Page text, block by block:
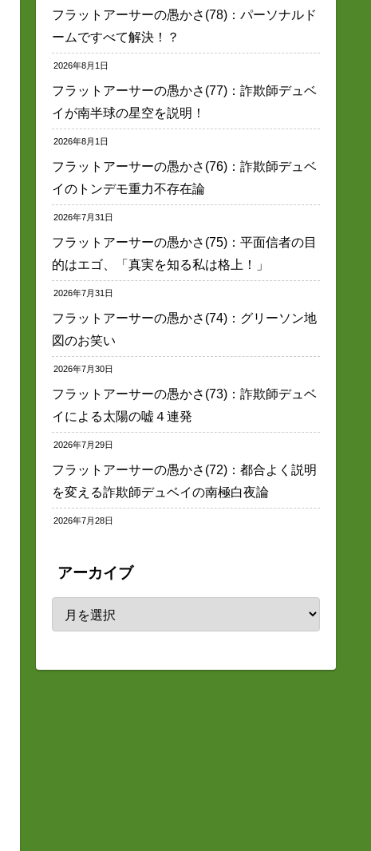
フラットアーサーの愚かさ(78)：パーソナルド
ームですべて解決！？
2026年8月1日
フラットアーサーの愚かさ(77)：詐欺師デュベ
イが南半球の星空を説明！
2026年8月1日
フラットアーサーの愚かさ(76)：詐欺師デュベ
イのトンデモ重力不存在論
2026年7月31日
フラットアーサーの愚かさ(75)：平面信者の目
的はエゴ、「真実を知る私は格上！」
2026年7月31日
フラットアーサーの愚かさ(74)：グリーソン地
図のお笑い
2026年7月30日
フラットアーサーの愚かさ(73)：詐欺師デュベ
イによる太陽の嘘４連発
2026年7月29日
フラットアーサーの愚かさ(72)：都合よく説明
を変える詐欺師デュベイの南極白夜論
2026年7月28日
アーカイブ